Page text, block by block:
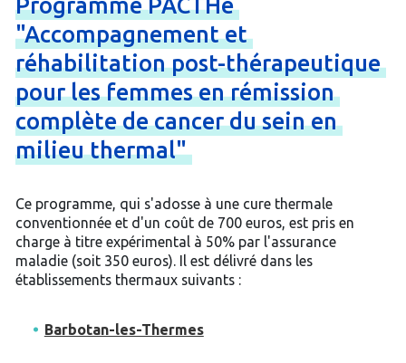
"Accompagnementet
réhabilitationpost-thérapeutique
pourlesfemmesenrémission
complètedecancerduseinen
milieuthermal"
Ce programme, qui s'adosse à une cure thermale
conventionnée et d'un coût de 700 euros, est pris en
charge à titre expérimental à 50% par l'assurance
maladie (soit 350 euros). Il est délivré dans les
établissements thermaux suivants :
Barbotan-les-Thermes